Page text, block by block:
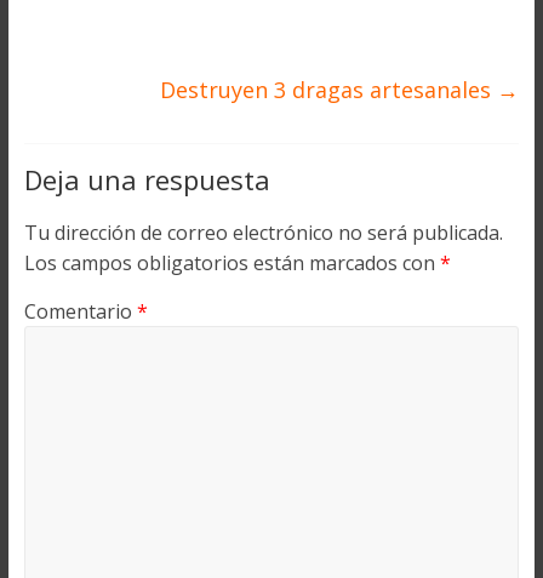
Destruyen 3 dragas artesanales →
Deja una respuesta
Tu dirección de correo electrónico no será publicada.
Los campos obligatorios están marcados con *
Comentario *